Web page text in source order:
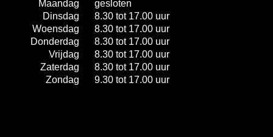
Maandag
gesloten
Dinsdag
8.30 tot 17.00 uur
Woensdag
8.30 tot 17.00 uur
Donderdag
8.30 tot 17.00 uur
Vrijdag
8.30 tot 17.00 uur
Zaterdag
8.30 tot 17.00 uur
Zondag
9.30 tot 17.00 uur